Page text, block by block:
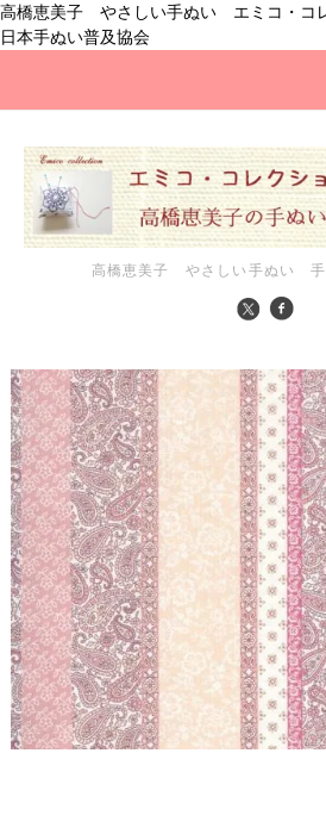
高橋恵美子 やさしい手ぬい エミコ・
日本手ぬい普及協会
高橋恵美子 やさしい手ぬい 手